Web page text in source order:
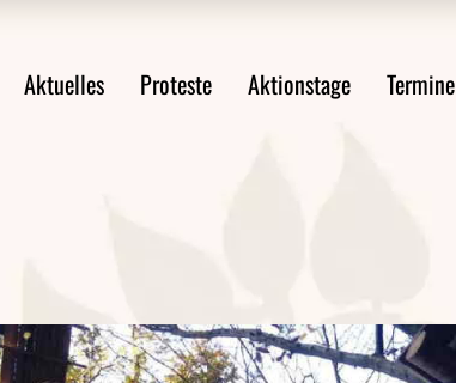
Aktuelles
Veröffentlichungen
Proteste Aktionstage
Aktionsleitfaden
Termine
Ankündigungen
Newsletter
Protest anmeldenFAQ Demoanmeldung